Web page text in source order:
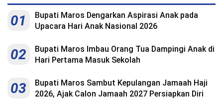
01
Bupati Maros Dengarkan Aspirasi Anak pada
Upacara Hari Anak Nasional 2026
02
Bupati Maros Imbau Orang Tua Dampingi Anak di
Hari Pertama Masuk Sekolah
03
Bupati Maros Sambut Kepulangan Jamaah Haji
2026, Ajak Calon Jamaah 2027 Persiapkan Diri